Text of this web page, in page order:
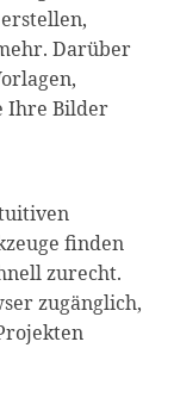
Darüber
Ihre Bilder
finden
zurecht.
zugänglich,